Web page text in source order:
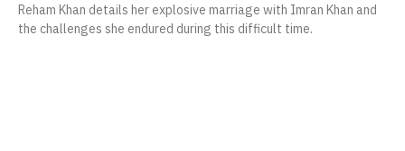
Reham Khan details her explosive marriage with Imran Khan and
the challenges she endured during this difficult time.